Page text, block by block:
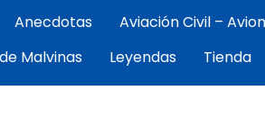
piloto, artista y cronista de la
Anecdotas Aviación Civil –
Malvinas Leyendas Tienda